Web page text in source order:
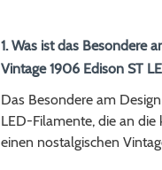
1. Was ist das Besondere
Vintage 1906 Edison ST
Das Besondere am
LED-Filamente, die an
einen nostalgischen